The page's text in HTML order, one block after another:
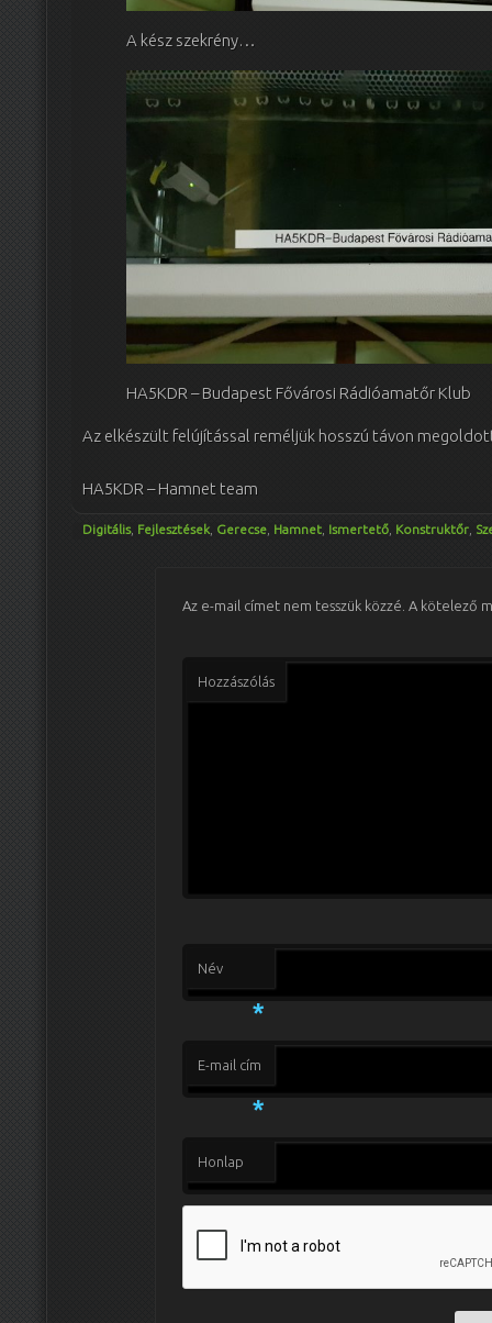
A kész szekrény…
HA5KDR – Budapest Fővárosi Rádióamatőr Klub
Az elkészült felújítással reméljük hosszú távon
HA5KDR – Hamnet team
Digitális, Fejlesztések Gerecse Hamnet Ismertető Konstruktőr
Az e-mail címet nem tesszük közzé. A kötelező
Hozzászólás
Név
*
E-mail cím
*
Honlap